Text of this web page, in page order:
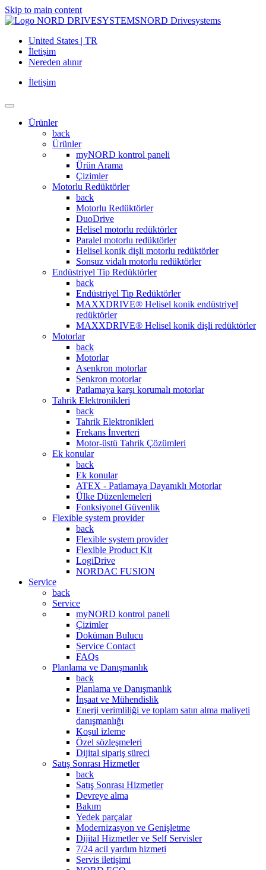
Skip to main content
NORD Drivesystems
United States | TR
İletişim
Nereden alınır
İletişim
Ürünler
back
Ürünler
myNORD kontrol paneli
Ürün Arama
Çizimler
Motorlu Redüktörler
back
Motorlu Redüktörler
DuoDrive
Helisel motorlu redüktörler
Paralel motorlu redüktörler
Helisel konik dişli motorlu redüktörler
Sonsuz vidalı motorlu redüktörler
Endüstriyel Tip Redüktörler
back
Endüstriyel Tip Redüktörler
MAXXDRIVE® Helisel konik endüstriyel
redüktörler
MAXXDRIVE® Helisel konik dişli redüktörler
Motorlar
back
Motorlar
Asenkron motorlar
Senkron motorlar
Patlamaya karşı korumalı motorlar
Tahrik Elektronikleri
back
Tahrik Elektronikleri
Frekans İnverteri
Motor-üstü Tahrik Çözümleri
Ek konular
back
Ek konular
ATEX - Patlamaya Dayanıklı Motorlar
Ülke Düzenlemeleri
Fonksiyonel Güvenlik
Flexible system provider
back
Flexible system provider
Flexible Product Kit
LogiDrive
NORDAC FUSION
Service
back
Service
myNORD kontrol paneli
Çizimler
Doküman Bulucu
Service Contact
FAQs
Planlama ve Danışmanlık
back
Planlama ve Danışmanlık
İnşaat ve Mühendislik
Enerji verimliliği ve toplam satın alma maliyeti
danışmanlığı
Koşul izleme
Özel sözleşmeleri
Dijital sipariş süreci
Satış Sonrası Hizmetler
back
Satış Sonrası Hizmetler
Devreye alma
Bakım
Yedek parçalar
Modernizasyon ve Genişletme
Dijital Hizmetler ve Self Servisler
7/24 acil yardım hizmeti
Servis iletişimi